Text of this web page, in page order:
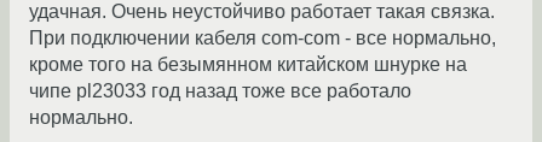
удачная. Очень неустойчиво работает такая связка.
При подключении кабеля com-com - все нормально,
кроме того на безымянном китайском шнурке на
чипе pl23033 год назад тоже все работало
нормально.